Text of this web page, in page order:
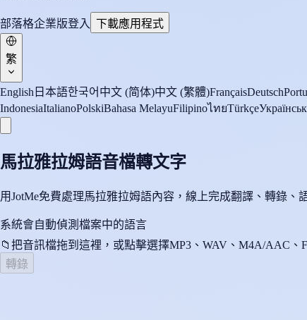
部落格企業版登入 下載應用程式
繁
English 日本語한국어 中文 (简体)中文 (繁體)FrançaisDeutsch
IndonesiaItalianoPolskiBahasa MelayuFilipinoไทยTürkçe
馬拉雅拉姆語音檔轉文字
用JotMe免費處理馬拉雅拉姆語內容，線上完成翻譯、轉錄
系統會自動偵測檔案中的語言
📁 把音訊檔拖到這裡，或點擊選擇MP3、WAV、M4A/AAC、
轉錄